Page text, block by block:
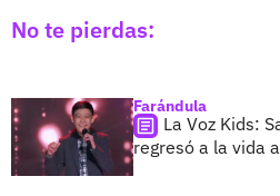
No te pierdas:
Farándula
La Voz Kids:
regresó a la vida